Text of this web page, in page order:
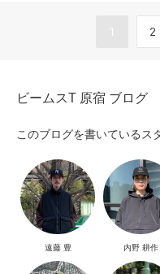
1 2
ビームスT 原宿 ブログ
このブログを書いているス
遠藤 豊 内野 耕作